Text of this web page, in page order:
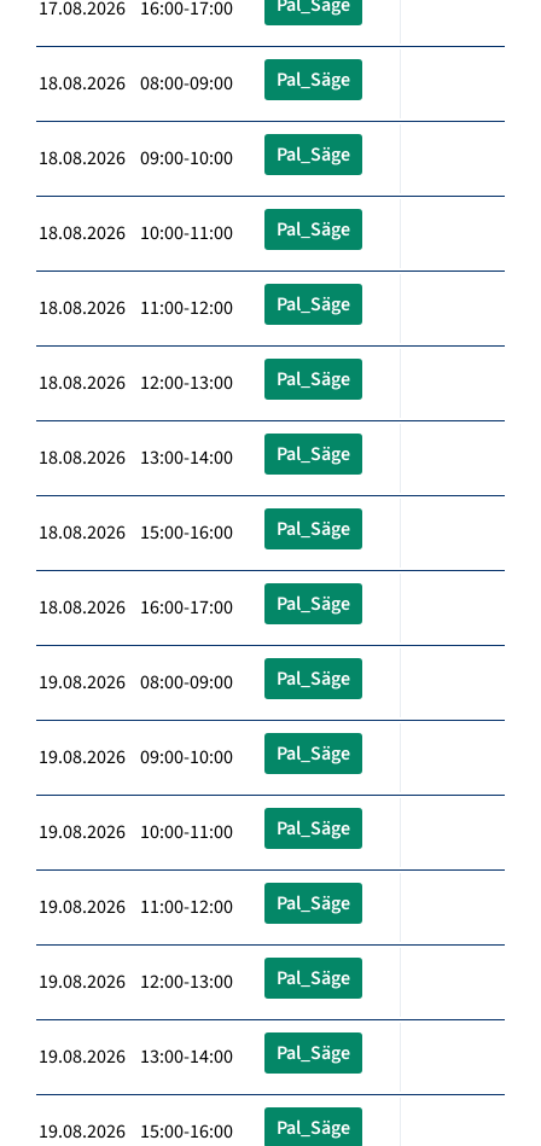
17.08.2026 16:00-17:00
18.08.2026 08:00-09:00 Pal_Säge
18.08.2026 09:00-10:00 Pal_Säge
18.08.2026 10:00-11:00 Pal_Säge
18.08.2026 11:00-12:00 Pal_Säge
18.08.2026 12:00-13:00 Pal_Säge
18.08.2026 13:00-14:00 Pal_Säge
18.08.2026 15:00-16:00 Pal_Säge
18.08.2026 16:00-17:00 Pal_Säge
19.08.2026 08:00-09:00 Pal_Säge
19.08.2026 09:00-10:00 Pal_Säge
19.08.2026 10:00-11:00 Pal_Säge
19.08.2026 11:00-12:00 Pal_Säge
19.08.2026 12:00-13:00 Pal_Säge
19.08.2026 13:00-14:00 Pal_Säge
19.08.2026 15:00-16:00 Pal_Säge